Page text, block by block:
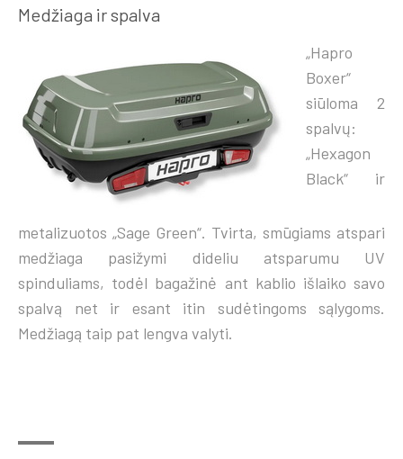
Medžiaga ir spalva
„Hapro
Boxer“
siūloma 2
spalvų:
„Hexagon
Black“ ir
metalizuotos „Sage Green“. Tvirta, smūgiams atspari
medžiaga pasižymi dideliu atsparumu UV
spinduliams, todėl bagažinė ant kablio išlaiko savo
spalvą net ir esant itin sudėtingoms sąlygoms.
Medžiagą taip pat lengva valyti.